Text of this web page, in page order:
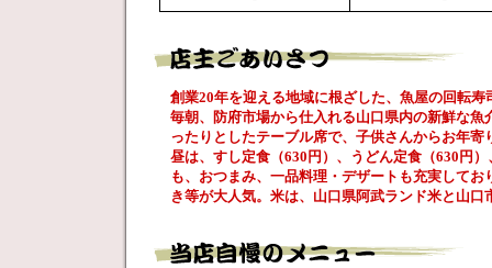
創業20年を迎える地域に根ざした、魚屋の回転寿
毎朝、防府市場から仕入れる山口県内の新鮮な
ったりとしたテーブル席で、子供さんからお年
昼は、すし定食（630円）、うどん定食（630円
も、おつまみ、一品料理・デザートも充実して
き等が大人気。米は、山口県阿武ランド米と山